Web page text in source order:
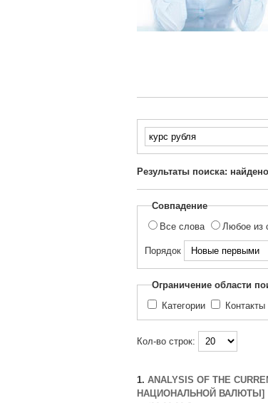
Введите
текст
поиска...
Результаты поиска: найдено
Совпадение
Все слова
Любое из
Порядок
Ограничение области
Категории
Контакты
Кол-во строк:
1. ANALYSIS OF THE
НАЦИОНАЛЬНОЙ ВАЛЮТЫ]